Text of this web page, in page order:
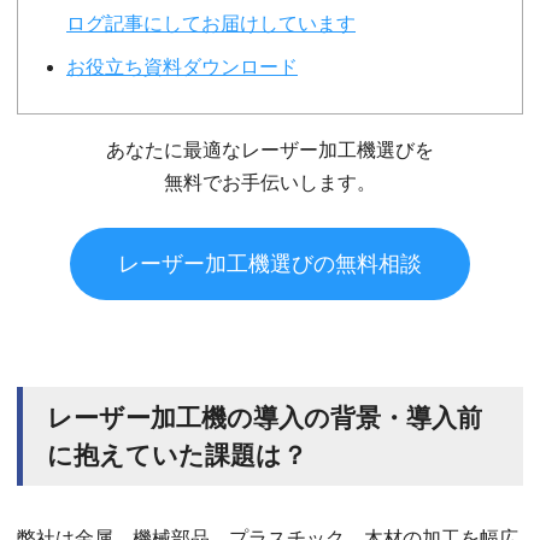
ログ記事にしてお届けしています
お役立ち資料ダウンロード
あなたに最適なレーザー加工機選びを
無料でお手伝いします。
レーザー加工機選びの無料相談
レーザー加工機の導入の背景・導入前
に抱えていた課題は？